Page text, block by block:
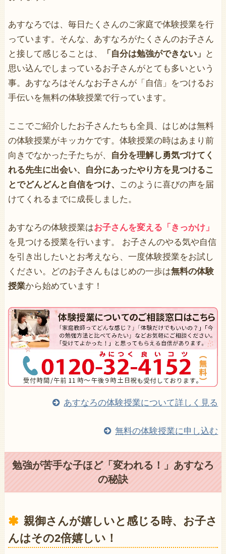
あすなろでは、毎日たくさんのご家庭で体験授業を行
っています。そんな、あすなろがたくさんのお子さん
と接して感じることは、
「自分は勉強ができない」
と
思い込んでしまっているお子さんがとても多いという
事。あすなろはそんなお子さんが「自信」をつけるお
手伝いを無料の体験授業で行っています。
ここでご紹介したお子さんたちも全員、はじめは無料
の体験授業がキッカケです。体験授業の時はあまり前
向きでなかった子たちが、
自分を理解し勇気づけてく
れる先生に出会い、自分にあったやり方を見つけるこ
とでどんどんと自信をつけ、
このように喜びの声を届
けてくれるまでに成長しました。
あすなろの体験授業はお子さんを変える「きっかけ」
を見つける授業を行います。 お子さんのやる気や自信
を引き出したいとお考えなら、一度体験授業をお試し
ください。どのお子さんもはじめの一歩は無料の体験
授業から始めています！
あすなろの体験授業について詳しく見る
無料の体験授業に申し込む
勉強が苦手な子ほど「変われる！」あすなろ
の秘訣
親御さんが嬉しいと感じる時、お子さ
んはその2倍嬉しい！